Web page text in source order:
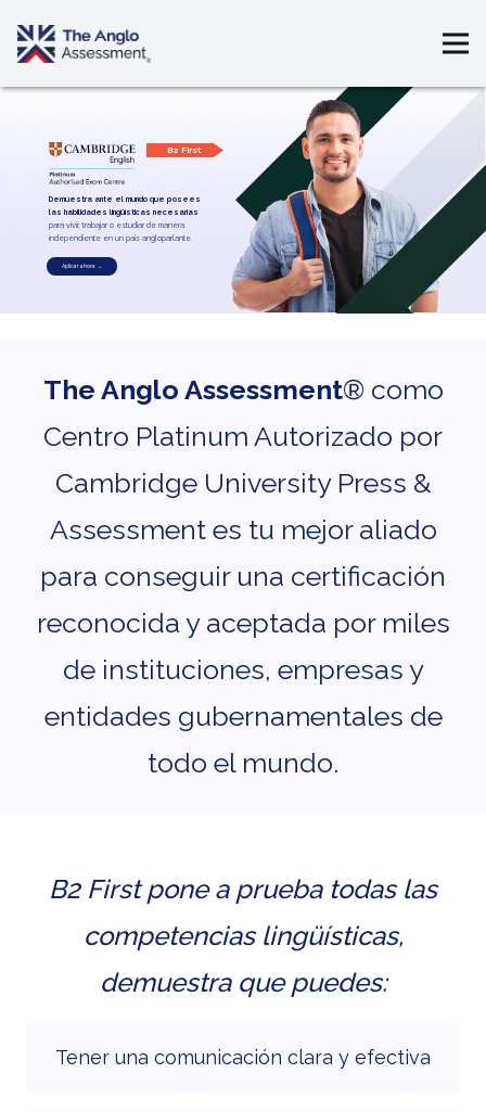
Demuestra ante el mundo que posees
las habilidades lingüísticas necesarias
para vivir, trabajar o estudiar de manera
independiente en un país angloparlante.
Aplicar ahora →
B2 First
The Anglo Assessment® como
Centro Platinum Autorizado por
Cambridge University Press &
Assessment es tu mejor aliado
para conseguir una certificación
reconocida y aceptada por miles
de instituciones, empresas y
entidades gubernamentales de
todo el mundo.
B2 First pone a prueba todas las
competencias lingüísticas,
demuestra que puedes:
Tener una comunicación clara y efectiva